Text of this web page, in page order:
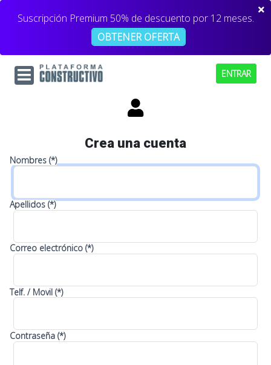
Suscripción Premium 50% de descuento por 12 meses.
OBTENER OFERTA
ENTRAR
Crea una cuenta
Nombres (*)
Apellidos (*)
Correo electrónico (*)
Telf. / Movil (*)
Contraseña (*)